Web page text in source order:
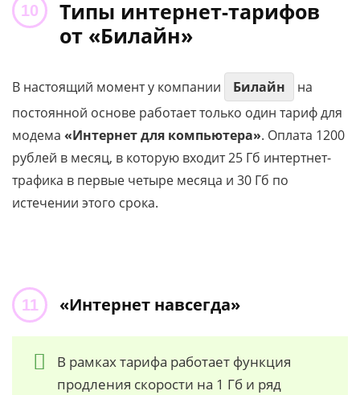
Типы интернет-тарифов
от «Билайн»
В настоящий момент у компании Билайн
на
постоянной основе работает только один тариф для
модема «Интернет для компьютера». Оплата 1200
рублей в месяц, в которую входит 25 Гб интертнет-
трафика в первые четыре месяца и 30 Гб по
истечении этого срока.
«Интернет навсегда»
В рамках тарифа работает функция
продления скорости на 1 Гб и ряд